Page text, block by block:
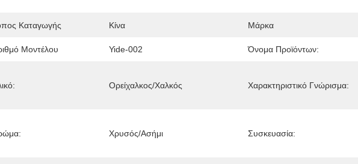
Καταγωγής Κίνα Μάρκα
Μοντέλου Yide-002 Όνομα Προϊόντων:
Ορείχαλκος/χαλκός Χαρακτηριστικό Γνώρισμα:
Χρυσός/ασήμι Συσκευασία: